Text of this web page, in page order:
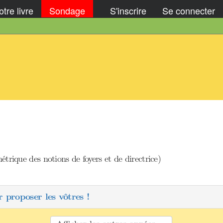
livre Sondage S'inscrire Se connecter
des notions de foyers et de directrice)
proposer les vôtres !